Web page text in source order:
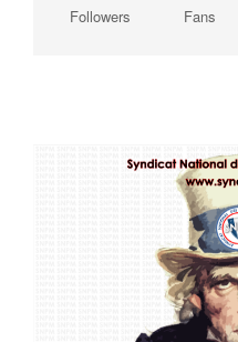
Followers Fans